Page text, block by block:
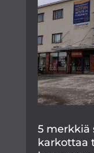
5 merkkiä
karkottaa